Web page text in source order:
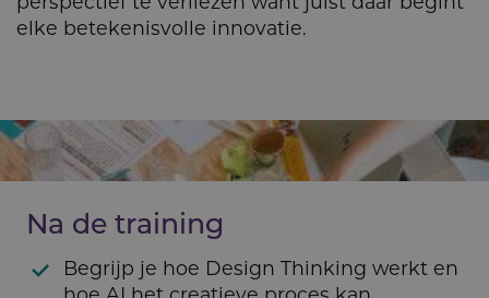
elke betekenisvolle innovatie.
Na de training
Begrijp je hoe Design Thinking werkt en